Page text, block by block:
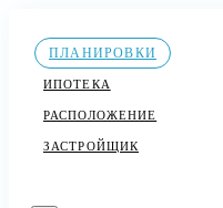
ПЛАНИРОВКИ
ИПОТЕКА
РАСПОЛОЖЕНИЕ
ЗАСТРОЙЩИК